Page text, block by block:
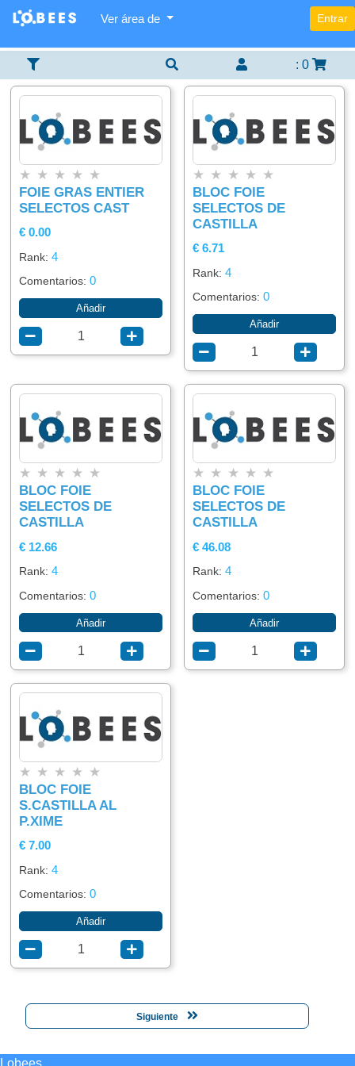
Ver área de Entrar
:0
Categorías
×
Alimentación
Lista
Items
×
Agregar
item
Buscador
×
★ ★ ★ ★ ★
FOIE GRAS ENTIER
SELECTOS CAST
€ 0.00
Rank:4
Comentarios:0
Añadir
★ ★ ★ ★ ★
BLOC FOIE
SELECTOS DE
CASTILLA
€ 6.71
Rank:4
Comentarios:0
Añadir
★ ★ ★ ★ ★
BLOC FOIE
SELECTOS DE
CASTILLA
€ 12.66
Rank:4
Comentarios:0
Añadir
★ ★ ★ ★ ★
BLOC FOIE
SELECTOS DE
CASTILLA
€ 46.08
Rank:4
Comentarios:0
Añadir
★ ★ ★ ★ ★
BLOC FOIE
S.CASTILLA AL
P.XIME
€ 7.00
Rank:4
Comentarios:0
Añadir
Siguiente
Lobees